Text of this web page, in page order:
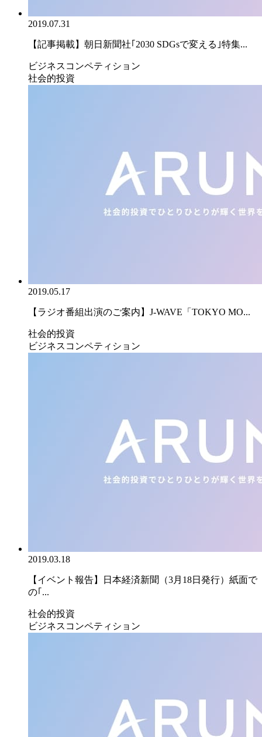
2019.07.31
【記事掲載】朝日新聞社｢2030 SDGsで変える｣特集...
ビジネスコンペティション
社会的投資
2019.05.17
【ラジオ番組出演のご案内】J-WAVE「TOKYO MO...
社会的投資
ビジネスコンペティション
2019.03.18
【イベント報告】日本経済新聞（3月18日発行）紙面で
の｢...
社会的投資
ビジネスコンペティション